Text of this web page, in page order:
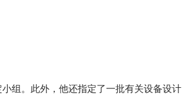
组。此外，他还指定了一批有关设备设计